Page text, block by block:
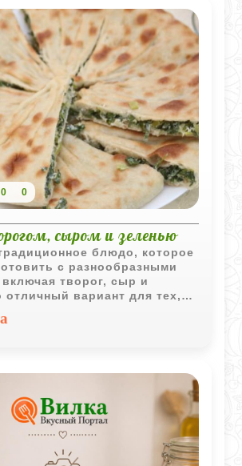
0 0
сыром и зеленью
блюдо, которое
с разнообразными
творог, сыр и
отличный вариант для тех,
то новое и вкусное для
Приготовление чуду не
времени, и вы можете
сыра и свежей зелени делает
вкусным, но и полезным